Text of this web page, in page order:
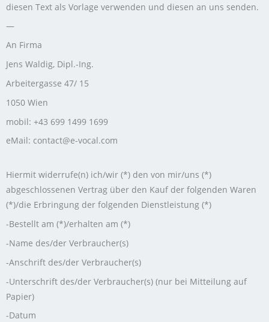
diesen Text als Vorlage verwenden und diesen an uns senden.
—
An Firma
Jens Waldig, Dipl.-Ing.
Arbeitergasse 47/ 15
1050 Wien
mobil: +43 699 1499 1699
eMail: contact@e-vocal.com
Hiermit widerrufe(n) ich/wir (*) den von mir/uns (*)
abgeschlossenen Vertrag über den Kauf der folgenden Waren
(*)/die Erbringung der folgenden Dienstleistung (*)
-Bestellt am (*)/erhalten am (*)
-Name des/der Verbraucher(s)
-Anschrift des/der Verbraucher(s)
-Unterschrift des/der Verbraucher(s) (nur bei Mitteilung auf
Papier)
-Datum